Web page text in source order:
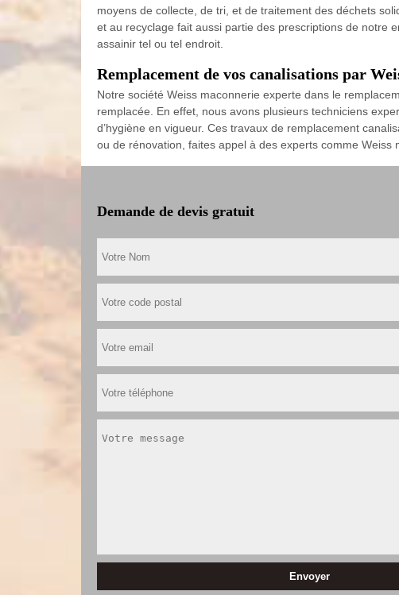
moyens de collecte, de tri, et de traitement des déchets
et au recyclage fait aussi partie des prescriptions de notre
assainir tel ou tel endroit.
Remplacement de vos canalisations par
Notre société Weiss maconnerie experte dans le
remplacée. En effet, nous avons plusieurs techniciens
d’hygiène en vigueur. Ces travaux de remplacement
ou de rénovation, faites appel à des experts comme Weiss
Demande de devis gratuit